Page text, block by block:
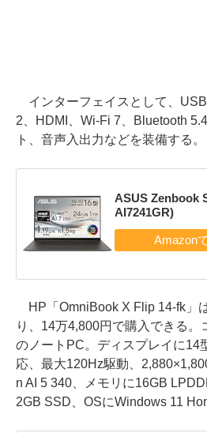
インターフェイスとして、
2、HDMI、Wi-Fi 7、Bluetooth
ト、音声入出力などを装備する。
ASUS Zenbook
AI7241GR)
HP「OmniBook X Flip 14-fk」
り、14万4,800円で購入できる。
のノートPC。ディスプレイに14
応、最大120Hz駆動、
n AI 5 340、メモリに16GB
2GB SSD、OSにWindows 11